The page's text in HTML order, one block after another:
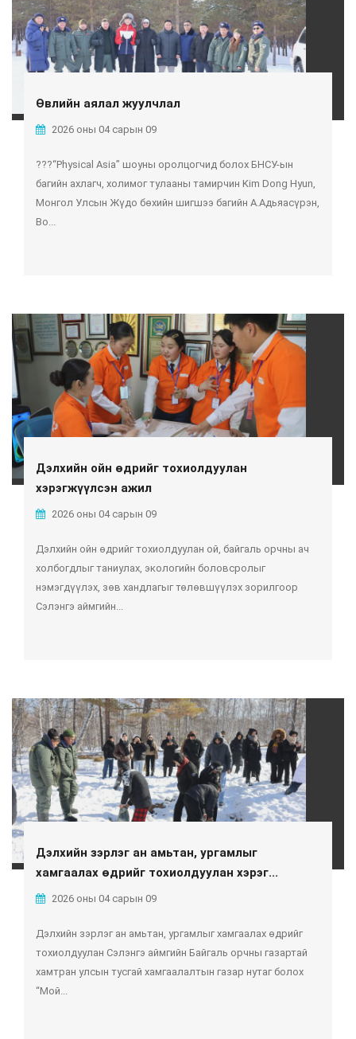
Өвлийн аялал жуулчлал
2026 оны 04 сарын 09
???“Physical Asia” шоуны оролцогчид болох БНСУ-ын
багийн ахлагч, холимог тулааны тамирчин Kim Dong Hyun,
Монгол Улсын Жүдо бөхийн шигшээ багийн А.Адьяасүрэн,
Во...
Дэлхийн ойн өдрийг тохиолдуулан
хэрэгжүүлсэн ажил
2026 оны 04 сарын 09
Дэлхийн ойн өдрийг тохиолдуулан ой, байгаль орчны ач
холбогдлыг таниулах, экологийн боловсролыг
нэмэгдүүлэх, зөв хандлагыг төлөвшүүлэх зорилгоор
Сэлэнгэ аймгийн...
Дэлхийн зэрлэг ан амьтан, ургамлыг
хамгаалах өдрийг тохиолдуулан хэрэг...
2026 оны 04 сарын 09
Дэлхийн зэрлэг ан амьтан, ургамлыг хамгаалах өдрийг
тохиолдуулан Сэлэнгэ аймгийн Байгаль орчны газартай
хамтран улсын тусгай хамгаалалтын газар нутаг болох
“Мой...